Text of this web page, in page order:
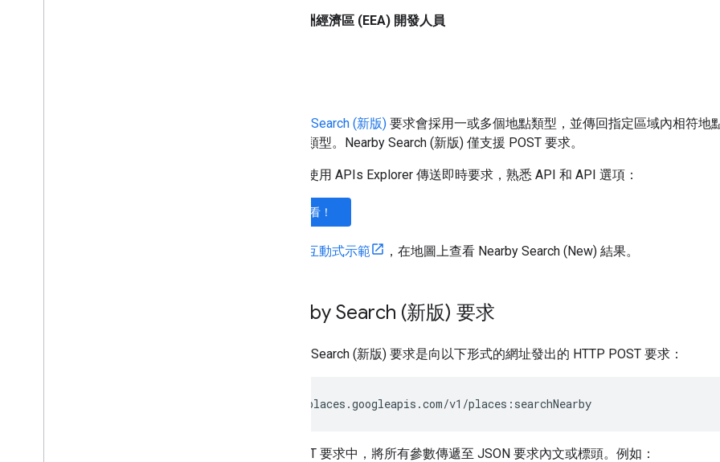
歐洲經濟區 (EEA) 開發人員
Nearby Search (新版) 要求會採用一或多個地點類型，並傳回指定區域內相符地
個資料類型。Nearby Search (新版) 僅支援 POST 要求。
您可以使用 APIs Explorer 傳送即時要求，熟悉 API 和 API 選項：
試試看！
互動式示範 ，在地圖上查看 Nearby Search (New) 結果。
Nearby Search (新版) 要求
Nearby Search (新版) 要求是向以下形式的網址發出的 HTTP POST 要求：
https://places.googleapis.com/v1/places:searchNearby
在 POST 要求中，將所有參數傳遞至 JSON 要求內文或標頭。例如：